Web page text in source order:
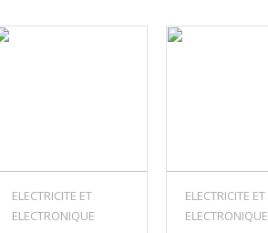
ELECTRICITE ET
ELECTRONIQUE
ELECTRICITE ET
ELECTRONIQUE